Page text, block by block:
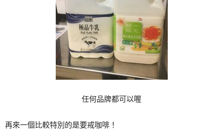
任何品牌都可以喔
再來一個比較特別的是要戒咖啡！